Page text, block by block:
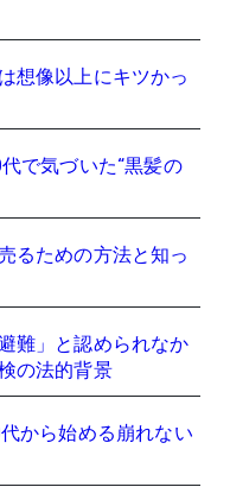
想像以上にキツかっ
で気づいた“黒髪の
るための方法と知っ
難」と認められなか
の法的背景
から始める崩れない